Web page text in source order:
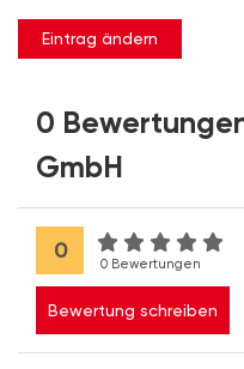
Eintrag ändern
0
GmbH
0
0 Bewertungen
Bewertung schreiben